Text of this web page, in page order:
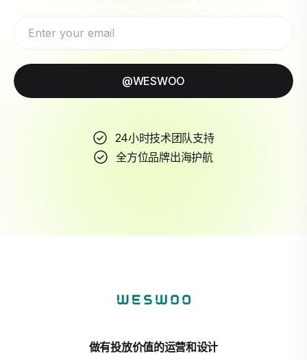
@WESWOO
24小时技术团队支持
全方位品牌出海护航
做有投放价值的运营和设计